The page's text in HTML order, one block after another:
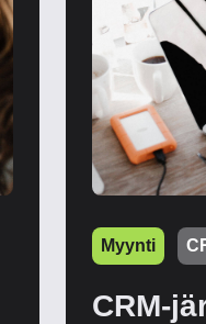
Myynti
CRM-